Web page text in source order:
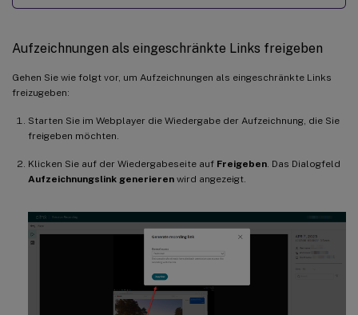
Aufzeichnungen als eingeschränkte Links freigeben
Gehen Sie wie folgt vor, um Aufzeichnungen als eingeschränkte Links
freizugeben:
Starten Sie im Webplayer die Wiedergabe der Aufzeichnung, die Sie
freigeben möchten.
Klicken Sie auf der Wiedergabeseite auf Freigeben . Das Dialogfeld
Aufzeichnungslink generieren wird angezeigt.